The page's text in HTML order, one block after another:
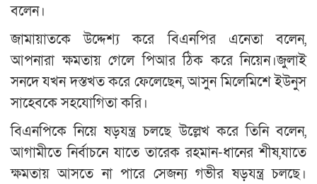
বলেন।
জামায়াতকে উদ্দেশ্য করে বিএনপির এনেতা বলেন,
আপনারা ক্ষমতায় গেলে পিআর ঠিক করে নিয়েন।জুলাই
সনদে যখন দস্তখত করে ফেলেছেন, আসুন মিলেমিশে ইউনুস
সাহেবকে সহযোগিতা করি।
বিএনপিকে নিয়ে ষড়যন্ত্র চলছে উল্লেখ করে তিনি বলেন,
আগামীতে নির্বাচনে যাতে তারেক রহমান-ধানের শীষ,যাতে
ক্ষমতায় আসতে না পারে সেজন্য গভীর ষড়যন্ত্র চলছে।